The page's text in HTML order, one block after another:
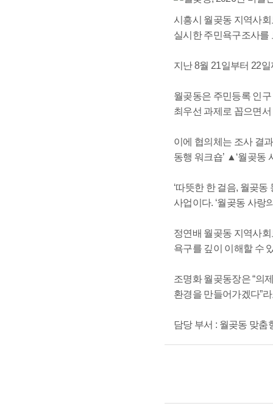
시흥시 월곶동 지역사
실시한 주민욕구조사를
지난 8월 21일부터 22
월곶동은 주민등록 인
최우선 과제로 꼽으면
이에 협의체는 조사 결
동행 워크숍’ ▲‘월곶동
‘따뜻한 한 걸음, 월곶
사업이다. ‘월곶동 사랑
정연배 월곶동 지역사
욕구를 깊이 이해할 수
조명화 월곶동장은 “의
환경을 만들어가겠다”
담당 부서 : 월곶동 맞춤